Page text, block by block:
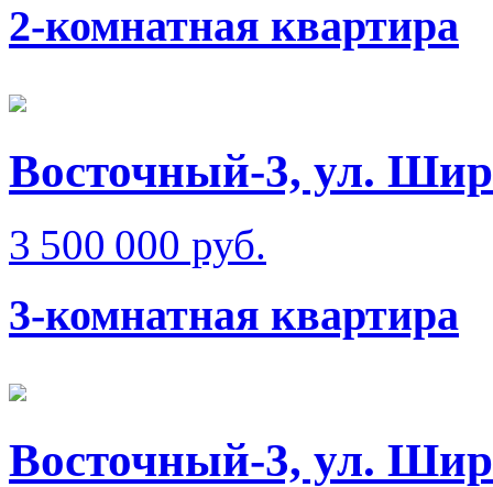
2-комнатная квартира
Восточный-3, ул.
3 500 000 руб.
3-комнатная квартира
Восточный-3, ул.